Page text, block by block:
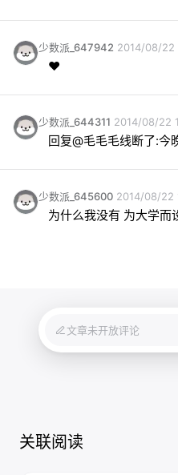
少数派_647942 2014/08/22
♥
少数派_644311 2014/08/22
回复@毛毛毛线断了:今
少数派_645600 2014/08/22
为什么我没有 为大学而
文章未开放评论
关联阅读